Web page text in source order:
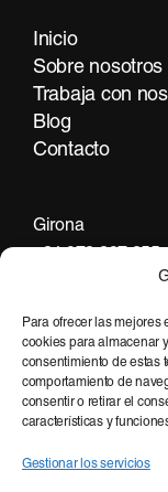
Para ofrecer las mejores
cookies para almacenar
consentimiento de estas
comportamiento de
consentir o retirar el
características y
Gestionar los servicios
Inicio
Sobre nosotros
Trabaja con
Blog
Contacto
Girona
Barcelona
+34 935 951 500